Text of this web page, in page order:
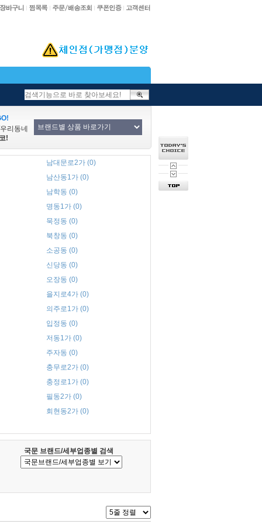
리동네
!
남대문로2가 (0)
남산동1가 (0)
남학동 (0)
명동1가 (0)
묵정동 (0)
북창동 (0)
소공동 (0)
신당동 (0)
오장동 (0)
을지로4가 (0)
의주로1가 (0)
입정동 (0)
저동1가 (0)
주자동 (0)
충무로2가 (0)
충정로1가 (0)
필동2가 (0)
회현동2가 (0)
국문 브랜드/세부업종별 검색